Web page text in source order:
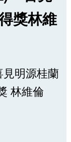
獎林維
明源桂蘭
林維倫